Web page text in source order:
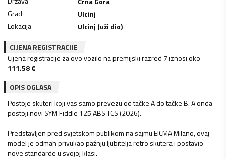
Grad
Ulcinj
Lokacija
Ulcinj (uži dio)
CIJENA REGISTRACIJE
Cijena registracije za ovo vozilo na premijski razred 7 iznosi oko
111.58€
OPIS OGLASA
Postoje skuteri koji vas samo prevezu od tačke A do tačke B. A onda
postoji novi SYM Fiddle 125 ABS TCS (2026).
Predstavljen pred svjetskom publikom na sajmu EICMA Milano, ovaj
model je odmah privukao pažnju ljubitelja retro skutera i postavio
nove standarde u svojoj klasi.